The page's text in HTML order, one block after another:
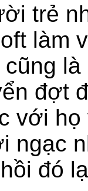
trẻ
làm
cũng
đợt
với
ngạc
đó